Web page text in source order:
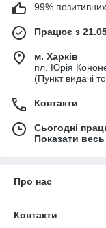
99% позитивних
Працює з
м. Харків
пл. Юрія
(Пункт видачі
Контакти
Сьогодні
Показати
Про нас
Контакти